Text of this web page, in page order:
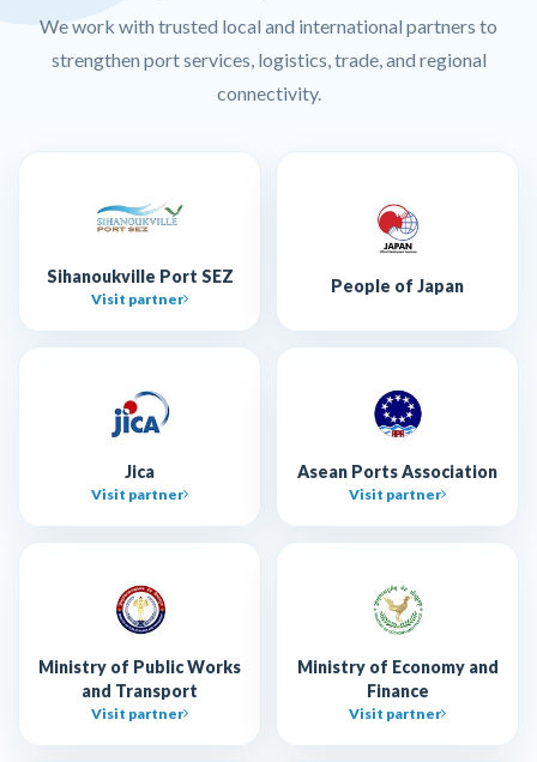
We work with trusted local and international partners to
strengthen port services, logistics, trade, and regional
connectivity.
Sihanoukville Port SEZ
Visit partner
People of Japan
Jica
Visit partner
Asean Ports Association
Visit partner
Ministry of Public Works
and Transport
Visit partner
Ministry of Economy and
Finance
Visit partner